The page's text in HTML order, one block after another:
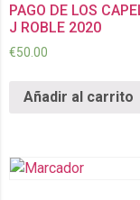
PAGO DE LOS
J ROBLE 2020
€50.00
Añadir al carrito